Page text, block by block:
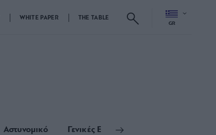
WHITE PAPER THE TABLE
GR
Αστυνομικό Γενικές Ειδήσεις